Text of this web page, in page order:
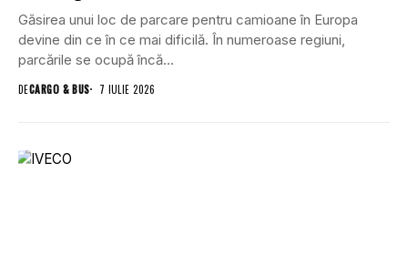
Găsirea unui loc de parcare pentru camioane în Europa
devine din ce în ce mai dificilă. În numeroase regiuni,
parcările se ocupă încă...
DECARGO & BUS 7 IULIE 2026